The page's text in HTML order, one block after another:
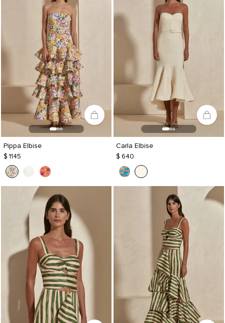
Pippa Elbise
$ 1145
Carla Elbise
$ 640